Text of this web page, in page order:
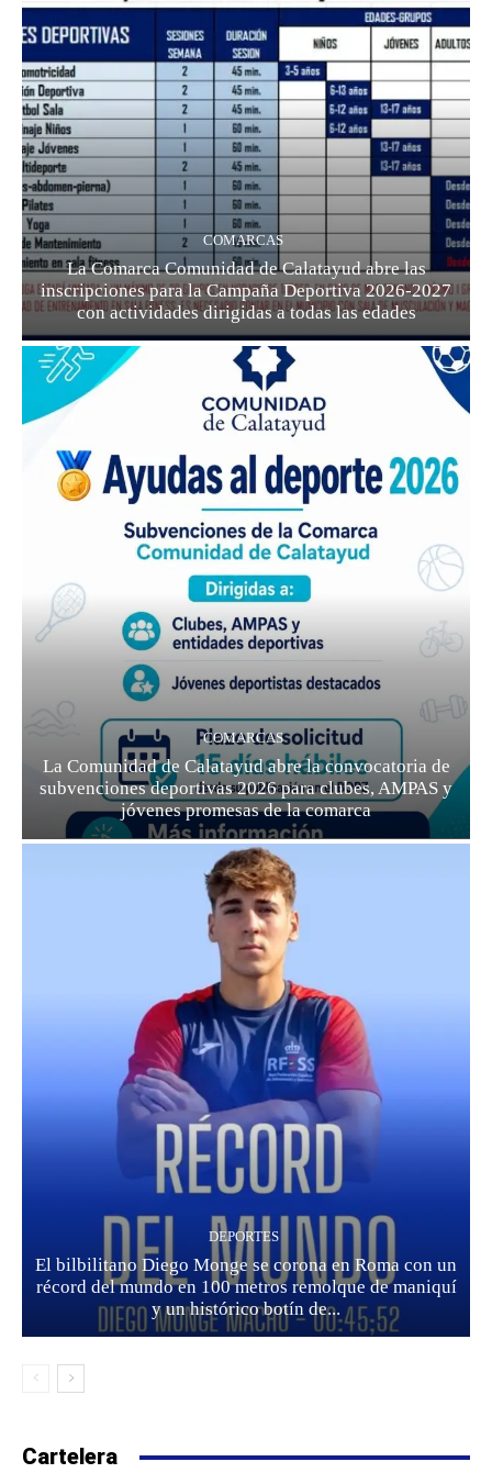
COMARCAS
La Comarca Comunidad de Calatayud abre las
inscripciones para la Campaña Deportiva 2026-2027
con actividades dirigidas a todas las edades
COMARCAS
La Comunidad de Calatayud abre la convocatoria de
subvenciones deportivas 2026 para clubes, AMPAS y
jóvenes promesas de la comarca
DEPORTES
El bilbilitano Diego Monge se corona en Roma con un
récord del mundo en 100 metros remolque de maniquí
y un histórico botín de...
Cartelera